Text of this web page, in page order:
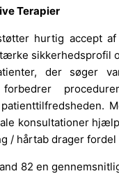
Terapier
hurtig accept
der søger
konsultationer
/ hårtab drager
82 en